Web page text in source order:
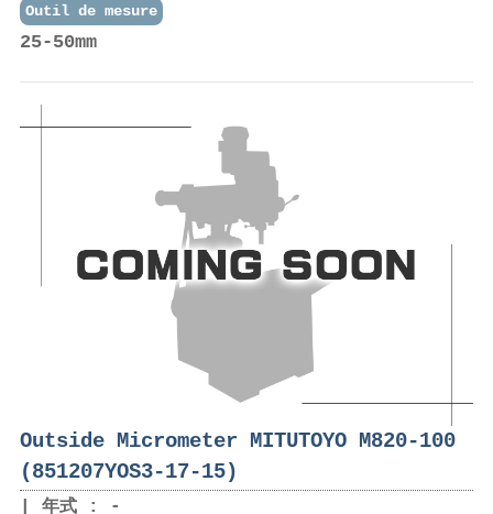
Outil de mesure
25-50mm
Outside Micrometer MITUTOYO M820-100
(851207YOS3-17-15)
年式 : -